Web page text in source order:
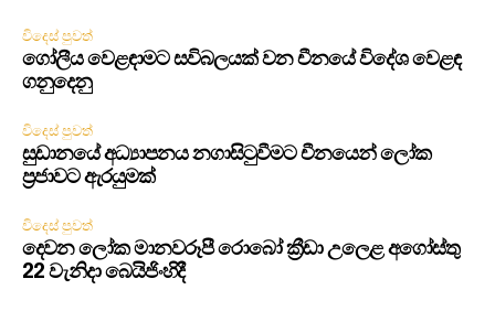
විදෙස් පුවත්
ගෝලීය වෙළඳාමට සවිබලයක් වන චීනයේ විදේශ වෙළඳ
ගනුදෙනු
විදෙස් පුවත්
සුඩානයේ අධ්‍යාපනය නගාසිටුවීමට චීනයෙන් ලෝක
ප්‍රජාවට ඇරයුමක්
විදෙස් පුවත්
දෙවන ලෝක මානවරූපී රොබෝ ක්‍රීඩා උලෙළ අගෝස්තු
22 වැනිදා බෙයිජිංහිදී